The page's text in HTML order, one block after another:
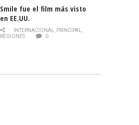
Smile fue el film más visto
en EE.UU.
INTERNACIONAL, PRINCIPAL,
REGIONES
0